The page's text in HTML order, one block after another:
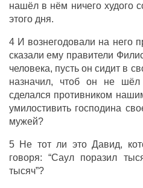
нашёл в нём ничего худого
этого дня.
4 И вознегодовали на него
сказали ему правители
человека, пусть он сидит в
назначил, чтоб он не
сделался противником
умилостивить господина
мужей?
5 Не тот ли это Давид,
говоря: “Саул поразил
тысяч”?